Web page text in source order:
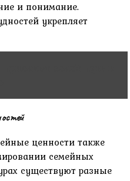
и понимание.
укрепляет
ценности также
семейных
существуют разные